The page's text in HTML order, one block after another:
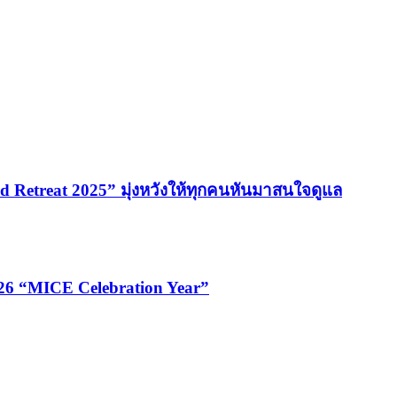
Retreat 2025” มุ่งหวังให้ทุกคนหันมาสนใจดูแล
“MICE Celebration Year”